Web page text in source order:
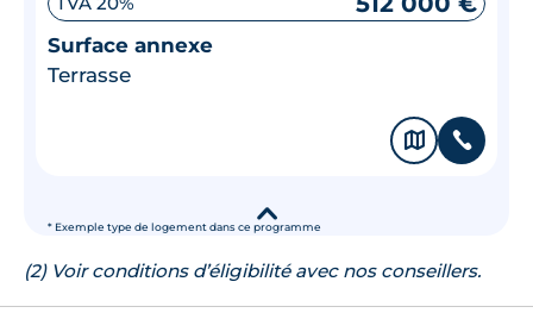
* Exemple type de logement dans ce programme
Surface annexe
Terrasse
🗞 📞
▾
(2) Voir conditions d’éligibilité avec nos conseillers.